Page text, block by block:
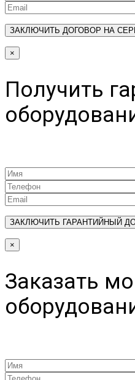
×
Получить
×
Заказать